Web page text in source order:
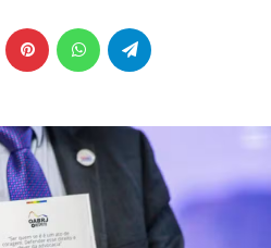
Pinterest WhatsApp